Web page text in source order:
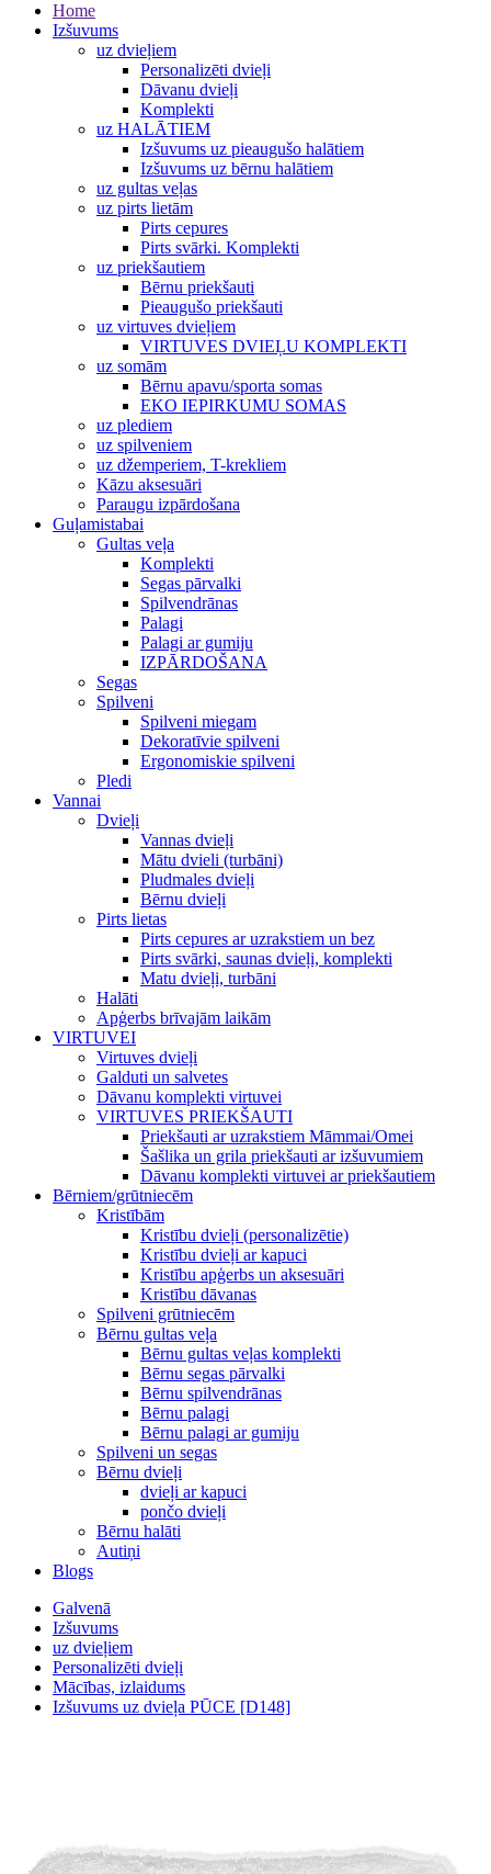
Home
Izšuvums
uz dvieļiem
Personalizēti dvieļi
Dāvanu dvieļi
Komplekti
uz HALĀTIEM
Izšuvums uz pieaugušo halātiem
Izšuvums uz bērnu halātiem
uz gultas veļas
uz pirts lietām
Pirts cepures
Pirts svārki. Komplekti
uz priekšautiem
Bērnu priekšauti
Pieaugušo priekšauti
uz virtuves dvieļiem
VIRTUVES DVIEĻU KOMPLEKTI
uz somām
Bērnu apavu/sporta somas
EKO IEPIRKUMU SOMAS
uz plediem
uz spilveniem
uz džemperiem, T-krekliem
Kāzu aksesuāri
Paraugu izpārdošana
Guļamistabai
Gultas veļa
Komplekti
Segas pārvalki
Spilvendrānas
Palagi
Palagi ar gumiju
IZPĀRDOŠANA
Segas
Spilveni
Spilveni miegam
Dekoratīvie spilveni
Ergonomiskie spilveni
Pledi
Vannai
Dvieļi
Vannas dvieļi
Mātu dvieli (turbāni)
Pludmales dvieļi
Bērnu dvieļi
Pirts lietas
Pirts cepures ar uzrakstiem un bez
Pirts svārki, saunas dvieļi, komplekti
Matu dvieļi, turbāni
Halāti
Apģerbs brīvajām laikām
VIRTUVEI
Virtuves dvieļi
Galduti un salvetes
Dāvanu komplekti virtuvei
VIRTUVES PRIEKŠAUTI
Priekšauti ar uzrakstiem Māmmai/Omei
Šašlika un grila priekšauti ar izšuvumiem
Dāvanu komplekti virtuvei ar priekšautiem
Bērniem/grūtniecēm
Kristībām
Kristību dvieļi (personalizētie)
Kristību dvieļi ar kapuci
Kristību apģerbs un aksesuāri
Kristību dāvanas
Spilveni grūtniecēm
Bērnu gultas veļa
Bērnu gultas veļas komplekti
Bērnu segas pārvalki
Bērnu spilvendrānas
Bērnu palagi
Bērnu palagi ar gumiju
Spilveni un segas
Bērnu dvieļi
dvieļi ar kapuci
pončo dvieļi
Bērnu halāti
Autiņi
Blogs
Galvenā
Izšuvums
uz dvieļiem
Personalizēti dvieļi
Mācības, izlaidums
Izšuvums uz dvieļa PŪCE [D148]